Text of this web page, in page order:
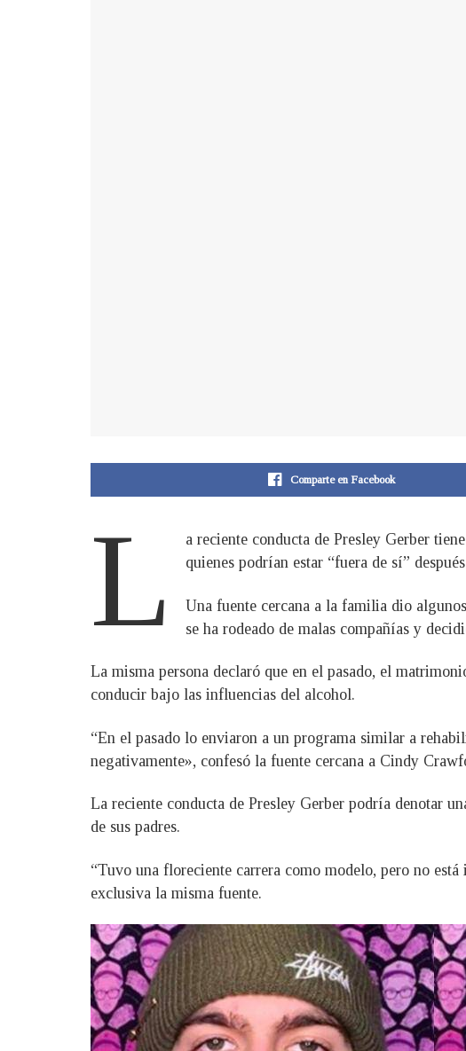
Comparte en Facebook
L
a reciente conducta de Presley Gerber
quienes podrían estar “fuera de sí”
Una fuente cercana a la familia dio
se ha rodeado de malas compañías y
La misma persona declaró que en el pasado, el
conducir bajo las influencias del alcohol.
“En el pasado lo enviaron a un programa similar a
negativamente», confesó la fuente cercana a Cindy
La reciente conducta de Presley Gerber podría denotar
de sus padres.
“Tuvo una floreciente carrera como modelo, pero no
exclusiva la misma fuente.